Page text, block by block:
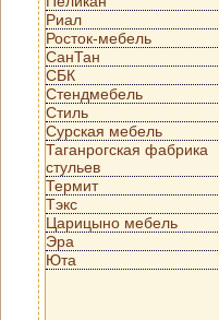
Риал
Росток-мебель
СанТан
СБК
Стендмебель
Стиль
Сурская мебель
Таганрогская фабрика
стульев
Термит
Тэкс
Царицыно мебель
Эра
Юта